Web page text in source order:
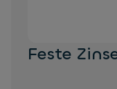
Feste